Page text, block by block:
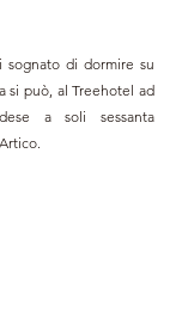
di dormire su
si può, al Treehotel ad
a soli sessanta